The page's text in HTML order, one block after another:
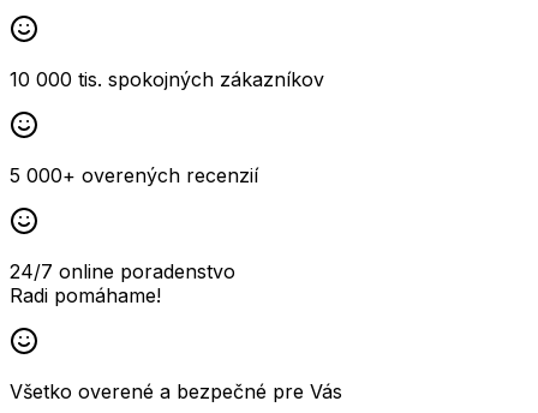
10 000 tis. spokojných zákazníkov
5 000+ overených recenzií
24/7 online poradenstvo
Radi pomáhame!
Všetko overené a bezpečné pre Vás